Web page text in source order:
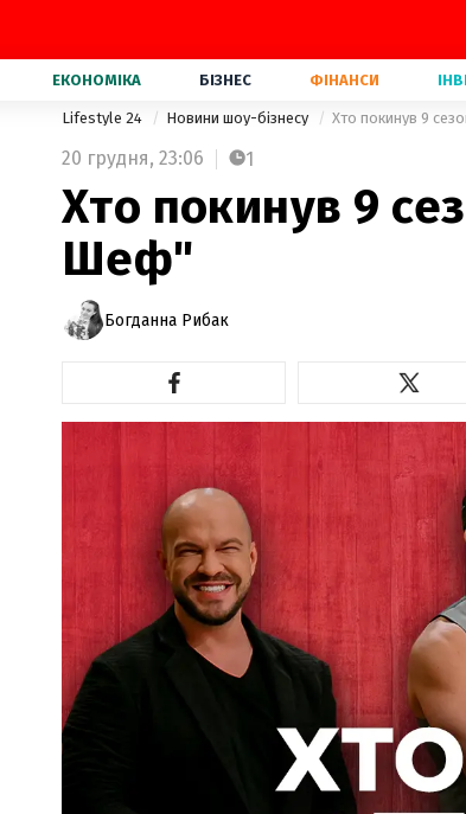
ЕКОНОМІКА БІЗНЕС ФІНАНСИ
Lifestyle 24 Новини шоу-бізнесу Хто покинув 9
20 грудня, 23:06 1
Хто покинув 9
Шеф"
Богданна Рибак